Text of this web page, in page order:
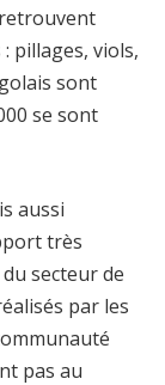
pillages, viols,
sont
se sont
aussi
très
secteur de
par les
pas au